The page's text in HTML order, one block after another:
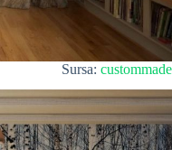
Sursa: custommade